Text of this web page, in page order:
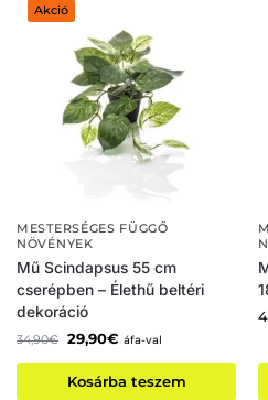
Akció
MESTERSÉGES FÜGGŐ
NÖVÉNYEK
Mű Scindapsus 55 cm
cserépben – Élethű beltéri
dekoráció
34,90€ 29,90€ áfa-val
Kosárba teszem